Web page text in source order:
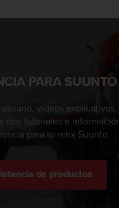
PARA
vídeos
con tutoriales e
para tu reloj Suunto.
de productos